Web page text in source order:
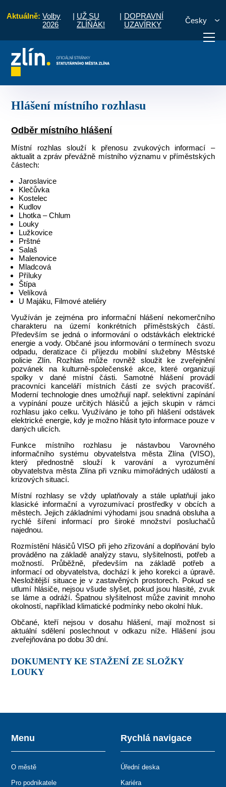
Aktuálně: Volby
2026
| UŽ SU
ZLÍŇÁK!
| DOPRAVNÍ
UZAVÍRKY
Česky
vyřídit Potřebuji zaplatit
Hlášení místního rozhlasu
Odběr místního hlášení
Místní rozhlas slouží k přenosu zvukových informací –
aktualit a zpráv převážně místního významu v příměstských
částech:
Jaroslavice
Klečůvka
Kostelec
Kudlov
Lhotka – Chlum
Louky
Lužkovice
Prštné
Salaš
Malenovice
Mladcová
Příluky
Štípa
Velíková
U Majáku, Filmové ateliéry
Využíván je zejména pro informační hlášení nekomerčního
charakteru na území konkrétních příměstských částí.
Především se jedná o informování o odstávkách elektrické
energie a vody. Občané jsou informování o termínech svozu
odpadu, deratizace či příjezdu mobilní služebny Městské
policie Zlín. Rozhlas může rovněž sloužit ke zveřejnění
pozvánek na kulturně-společenské akce, které organizují
spolky v dané místní části. Samotné hlášení provádí
pracovníci kanceláří místních částí ze svých pracovišť.
Moderní technologie dnes umožňují např. selektivní zapínání
a vypínání pouze určitých hlásičů a jejich skupin v rámci
rozhlasu jako celku. Využíváno je toho při hlášení odstávek
elektrické energie, kdy je možno hlásit tyto informace pouze v
daných ulicích.
Funkce místního rozhlasu je nástavbou Varovného
informačního systému obyvatelstva města Zlína (VISO),
který přednostně slouží k varování a vyrozumění
obyvatelstva města Zlína při vzniku mimořádných událostí a
krizových situací.
Místní rozhlasy se vždy uplatňovaly a stále uplatňují jako
klasické informační a vyrozumívací prostředky v obcích a
městech. Jejich základními výhodami jsou snadná obsluha a
rychlé šíření informací pro široké množství posluchačů
najednou.
Rozmístění hlásičů VISO při jeho zřizování a doplňování bylo
prováděno na základě analýzy stavu, slyšitelnosti, potřeb a
možností. Průběžně, především na základě potřeb a
informací od obyvatelstva, dochází k jeho korekci a úpravě.
Nesložitější situace je v zastavěných prostorech. Pokud se
utlumí hlásiče, nejsou všude slyšet, pokud jsou hlasité, zvuk
se láme a odráží. Špatnou slyšitelnost může zavinit mnoho
okolností, například klimatické podmínky nebo okolní hluk.
Občané, kteří nejsou v dosahu hlášení, mají možnost si
aktuální sdělení poslechnout v odkazu níže. Hlášení jsou
zveřejňována po dobu 30 dní.
DOKUMENTY KE STAŽENÍ ZE SLOŽKY
LOUKY
Menu
O městě
Pro podnikatele
Rychlá navigace
Úřední deska
Kariéra